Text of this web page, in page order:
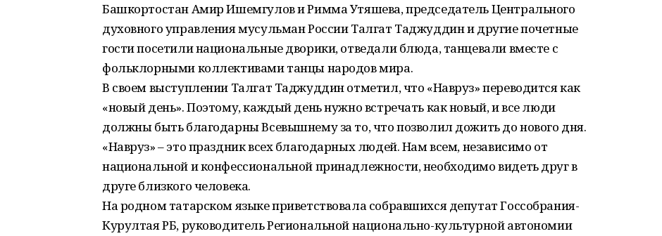
Башкортостан Амир Ишемгулов и Римма Утяшева, председатель Центрального
духовного управления мусульман России Талгат Таджуддин и другие почетные
гости посетили национальные дворики, отведали блюда, танцевали вместе с
фольклорными коллективами танцы народов мира.
В своем выступлении Талгат Таджуддин отметил, что «Навруз» переводится как
«новый день». Поэтому, каждый день нужно встречать как новый, и все люди
должны быть благодарны Всевышнему за то, что позволил дожить до нового дня.
«Навруз» – это праздник всех благодарных людей. Нам всем, независимо от
национальной и конфессиональной принадлежности, необходимо видеть друг в
друге близкого человека.
На родном татарском языке приветствовала собравшихся депутат Госсобрания-
Курултая РБ, руководитель Региональной национально-культурной автономии